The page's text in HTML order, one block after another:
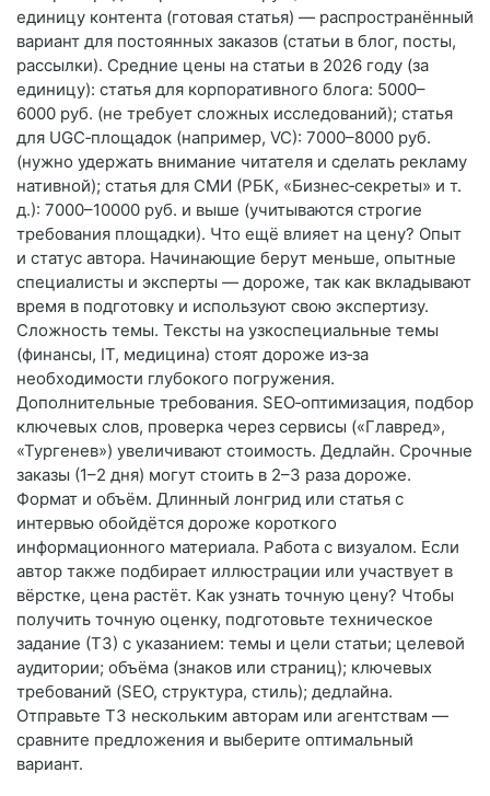
единицу контента (готовая статья) — распространённый
вариант для постоянных заказов (статьи в блог, посты,
рассылки). Средние цены на статьи в 2026 году (за
единицу): статья для корпоративного блога: 5000–
6000 руб. (не требует сложных исследований); статья
для UGC‑площадок (например, VC): 7000–8000 руб.
(нужно удержать внимание читателя и сделать рекламу
нативной); статья для СМИ (РБК, «Бизнес‑секреты» и т.
д.): 7000–10000 руб. и выше (учитываются строгие
требования площадки). Что ещё влияет на цену? Опыт
и статус автора. Начинающие берут меньше, опытные
специалисты и эксперты — дороже, так как вкладывают
время в подготовку и используют свою экспертизу.
Сложность темы. Тексты на узкоспециальные темы
(финансы, IT, медицина) стоят дороже из‑за
необходимости глубокого погружения.
Дополнительные требования. SEO‑оптимизация, подбор
ключевых слов, проверка через сервисы («Главред»,
«Тургенев») увеличивают стоимость. Дедлайн. Срочные
заказы (1–2 дня) могут стоить в 2–3 раза дороже.
Формат и объём. Длинный лонгрид или статья с
интервью обойдётся дороже короткого
информационного материала. Работа с визуалом. Если
автор также подбирает иллюстрации или участвует в
вёрстке, цена растёт. Как узнать точную цену? Чтобы
получить точную оценку, подготовьте техническое
задание (ТЗ) с указанием: темы и цели статьи; целевой
аудитории; объёма (знаков или страниц); ключевых
требований (SEO, структура, стиль); дедлайна.
Отправьте ТЗ нескольким авторам или агентствам —
сравните предложения и выберите оптимальный
вариант.